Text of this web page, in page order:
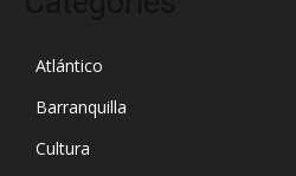
Atlántico
Barranquilla
Cultura